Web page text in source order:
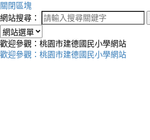
關閉區塊
網站搜尋：
歡迎參觀：桃園市建德國民小學網站
歡迎參觀：桃園市建德國民小學網站